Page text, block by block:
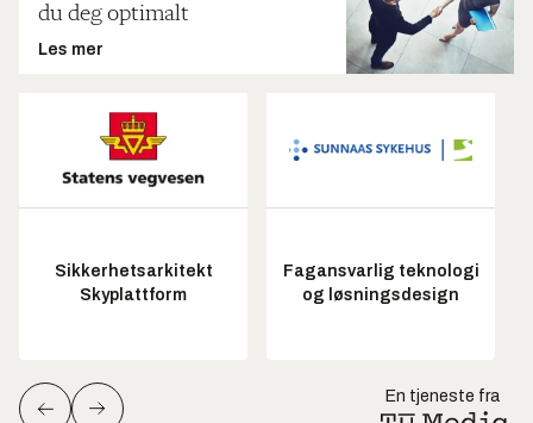
du deg optimalt
Les mer
Sikkerhetsarkitekt
Skyplattform
Fagansvarlig teknologi
og løsningsdesign
En tjeneste fra